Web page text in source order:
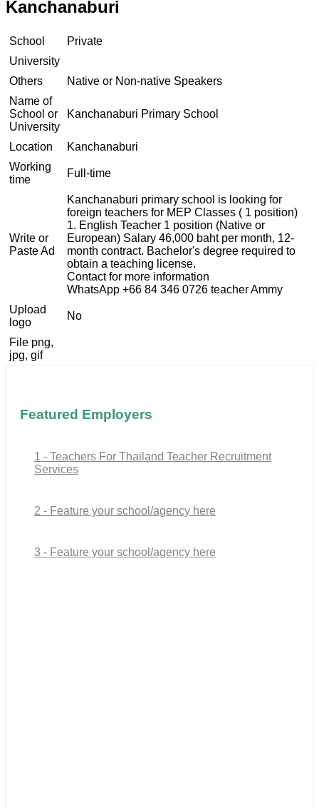
Kanchanaburi
School
Private
University
Others
Native or Non-native Speakers
Name of
School or
University
Kanchanaburi Primary School
Location
Kanchanaburi
Working
time
Full-time
Write or
Paste Ad
Kanchanaburi primary school is looking for
foreign teachers for MEP Classes ( 1 position)
1. English Teacher 1 position (Native or
European) Salary 46,000 baht per month, 12-
month contract. Bachelor's degree required to
obtain a teaching license.
Contact for more information
WhatsApp +66 84 346 0726 teacher Ammy
Upload
logo
No
File png,
jpg, gif
Featured Employers
1 - Teachers For Thailand Teacher Recruitment
Services
2 - Feature your school/agency here
3 - Feature your school/agency here